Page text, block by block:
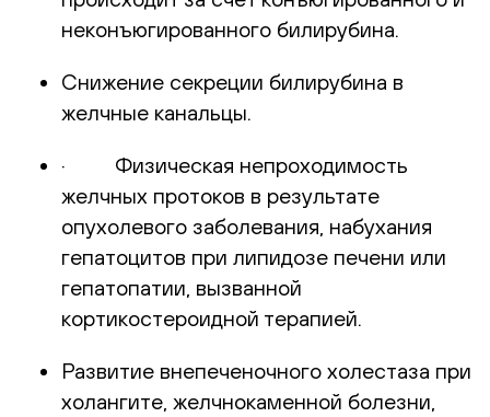
неконъюгированного билирубина.
Снижение секреции билирубина в
желчные канальцы.
· Физическая непроходимость
желчных протоков в результате
опухолевого заболевания, набухания
гепатоцитов при липидозе печени или
гепатопатии, вызванной
кортикостероидной терапией.
Развитие внепеченочного холестаза при
холангите, желчнокаменной болезни,